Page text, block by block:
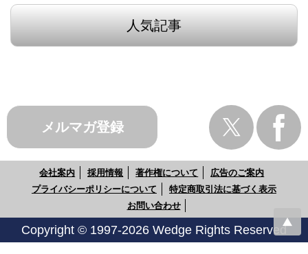
人気記事
メルマガ登録
会社案内 採用情報 著作権について
広告のご案内
プライバシーポリシーについて
特定商取引法に基づく表示
お問い合わせ
Copyright © 1997-2026 Wedge Rights Reserved